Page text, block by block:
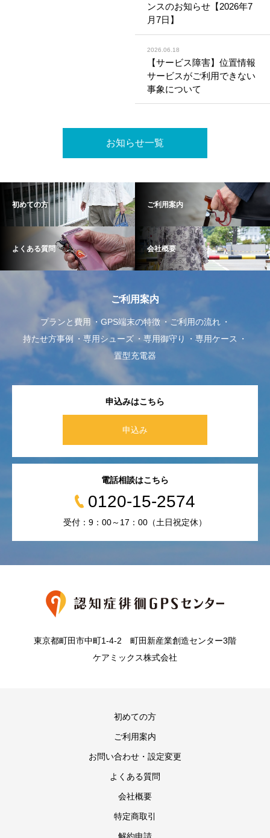
ンスのお知らせ【2026年7
月7日】
2026.06.18
【サービス障害】位置情報
サービスがご利用できない
事象について
お知らせ一覧
初めての方 ご利用案内
よくある質問 会社概要
ご利用案内
プランと費用 GPS端末の特徴
ご利用の流れ
持たせ方事例
専用シューズ 専用御守り
専用ケース
置型充電器
申込みはこちら
申込み
電話相談はこちら
0120-15-2574
受付：9：00～17：00（土日祝定休）
東京都町田市中町1-4-2 町田新産業創造センター3階
ケアミックス株式会社
初めての方
ご利用案内
お問い合わせ・設定変更
よくある質問
会社概要
特定商取引